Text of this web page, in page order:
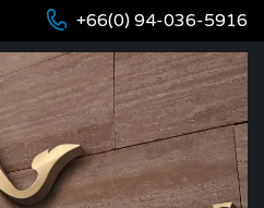
+66(0) 94-036-5916